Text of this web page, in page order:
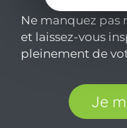
Ne manquez pas
et laissez-vous
pleinement de
Je